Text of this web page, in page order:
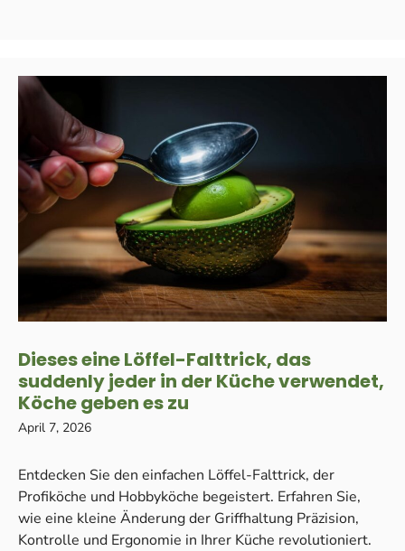
Dieses eine Löffel-Falttrick, das
suddenly jeder in der Küche verwendet,
Köche geben es zu
April 7, 2026
Entdecken Sie den einfachen Löffel-Falttrick, der
Profiköche und Hobbyköche begeistert. Erfahren Sie,
wie eine kleine Änderung der Griffhaltung Präzision,
Kontrolle und Ergonomie in Ihrer Küche revolutioniert.